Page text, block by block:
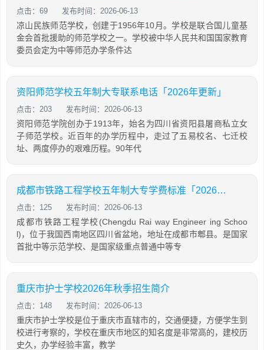
点击：69 发布时间：2026-06-13
凉山民族师范学校，创建于1956年10月。学校是联合国儿童基
金会首批援助的师范学校之一。学校被中华人民共和国国家教育
委员会定为中等师范办学条件达
资阳师范学校五年制大专联系电话「2026年更新」
点击：203 发布时间：2026-06-13
资阳师范学院创办于1913年，始名为四川省资阳县屠商私立女
子师范学校。近百年的办学历程中，走过了五易校名、七迁校
址、两度停办的艰难历程。90年代
成都市铁路工程学校五年制大专学费标准「2026年更新」
点击：125 发布时间：2026-06-13
成都市铁路工程学校(Chengdu Rai way Engineer ing Schoo
l)，位于我国西南地区四川省盆地，地址在成都市郫县。是国家
首批中等示范学校、是国家级重点普通中等专
重庆市护士学校2026年秋季招生简介
点击：148 发布时间：2026-06-13
重庆市护士学校是位于重庆市直辖市的，交通便捷，方便学生到
校进行考察的，学校在重庆市地区的知名度是非常高的，建校历
史久，办学经验丰富，教学